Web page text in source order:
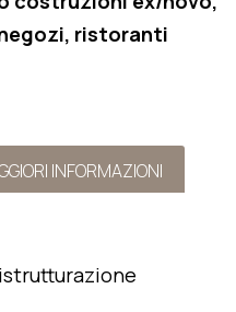
ristoranti
INFORMAZIONI